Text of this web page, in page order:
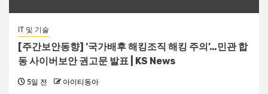
IT 및 기술
[주간보안동향] ‘국가배후 해킹조직 해킹 주의’…민관 합
동 사이버보안 권고문 발표 | KS News
5일 전 아이티동아